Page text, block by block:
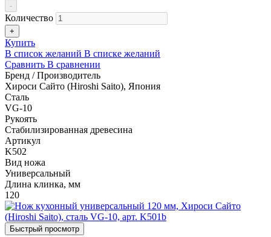
-
Количество
+
Купить
В список желаний В списке желаний
Сравнить В сравнении
Бренд / Производитель
Хироси Сайто (Hiroshi Saito), Япония
Сталь
VG-10
Рукоять
Стабилизированная древесина
Артикул
K502
Вид ножа
Универсальный
Длина клинка, мм
120
Быстрый просмотр